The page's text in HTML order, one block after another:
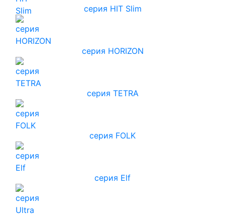
серия HIT Slim
серия HORIZON
серия TETRA
серия FOLK
серия Elf